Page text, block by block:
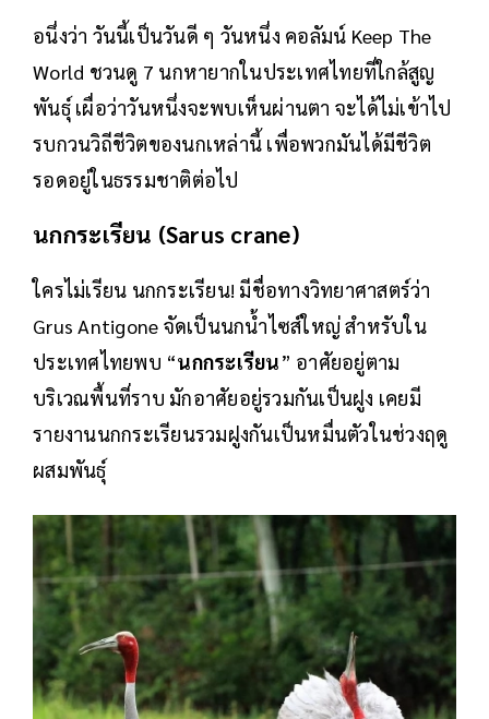
อนึ่งว่า วันนี้เป็นวันดี ๆ วันหนึ่ง คอลัมน์ Keep The
World ชวนดู 7 นกหายากในประเทศไทยที่ใกล้สูญ
พันธุ์ เผื่อว่าวันหนึ่งจะพบเห็นผ่านตา จะได้ไม่เข้าไป
รบกวนวิถีชีวิตของนกเหล่านี้ เพื่อพวกมันได้มีชีวิต
รอดอยู่ในธรรมชาติต่อไป
นกกระเรียน (Sarus crane)
ใครไม่เรียน นกกระเรียน! มีชื่อทางวิทยาศาสตร์ว่า
Grus Antigone จัดเป็นนกน้ำไซส์ใหญ่ สำหรับใน
ประเทศไทยพบ “นกกระเรียน” อาศัยอยู่ตาม
บริเวณพื้นที่ราบ มักอาศัยอยู่รวมกันเป็นฝูง เคยมี
รายงานนกกระเรียนรวมฝูงกันเป็นหมื่นตัวในช่วงฤดู
ผสมพันธุ์